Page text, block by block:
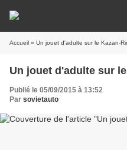
Accueil » Un jouet d'adulte sur le Kazan-
Un jouet d'adulte sur
Publié le 05/09/2015 à 13:52
Par sovietauto